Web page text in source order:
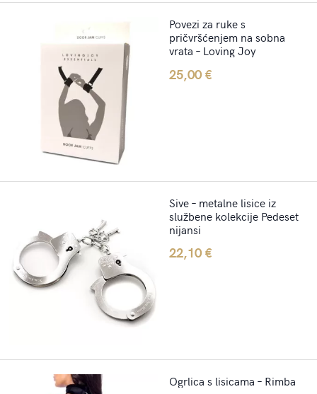
Povezi za ruke s
pričvršćenjem na sobna
vrata – Loving Joy
25,00€
Sive – metalne lisice iz
službene kolekcije Pedeset
nijansi
22,10€
Ogrlica s lisicama – Rimba